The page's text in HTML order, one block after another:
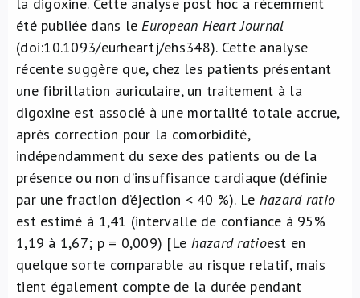
été publiée dans leEuropean Heart Journal
(doi:10.1093/eurheartj/ehs348). Cette analyse
récente suggère que, chez les patients présentant
une fibrillation auriculaire, un traitement à la
digoxine est associé à une mortalité totale accrue,
après correction pour la comorbidité,
indépendamment du sexe des patients ou de la
présence ou non d’insuffisance cardiaque (définie
par une fraction d’éjection < 40 %). Le hazard ratio
est estimé à 1,41 (intervalle de confiance à 95%
1,19 à 1,67; p = 0,009) [Le hazardratioest en
quelque sorte comparable au risque relatif, mais
tient également compte de la durée pendant